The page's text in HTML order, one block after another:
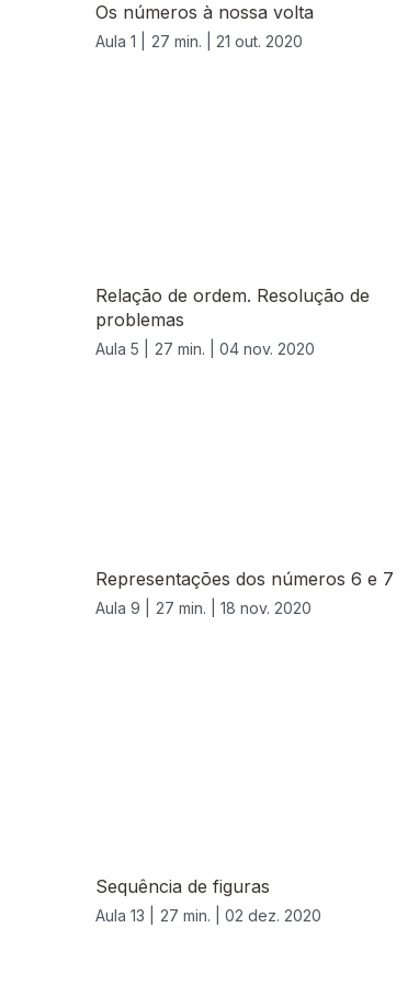
Os números à nossa volta
Aula 1 | 27 min. | 21 out. 2020
Relação de ordem. Resolução de
problemas
Aula 5 | 27 min. | 04 nov. 2020
Representações dos números 6 e 7
Aula 9 | 27 min. | 18 nov. 2020
Sequência de figuras
Aula 13 | 27 min. | 02 dez. 2020